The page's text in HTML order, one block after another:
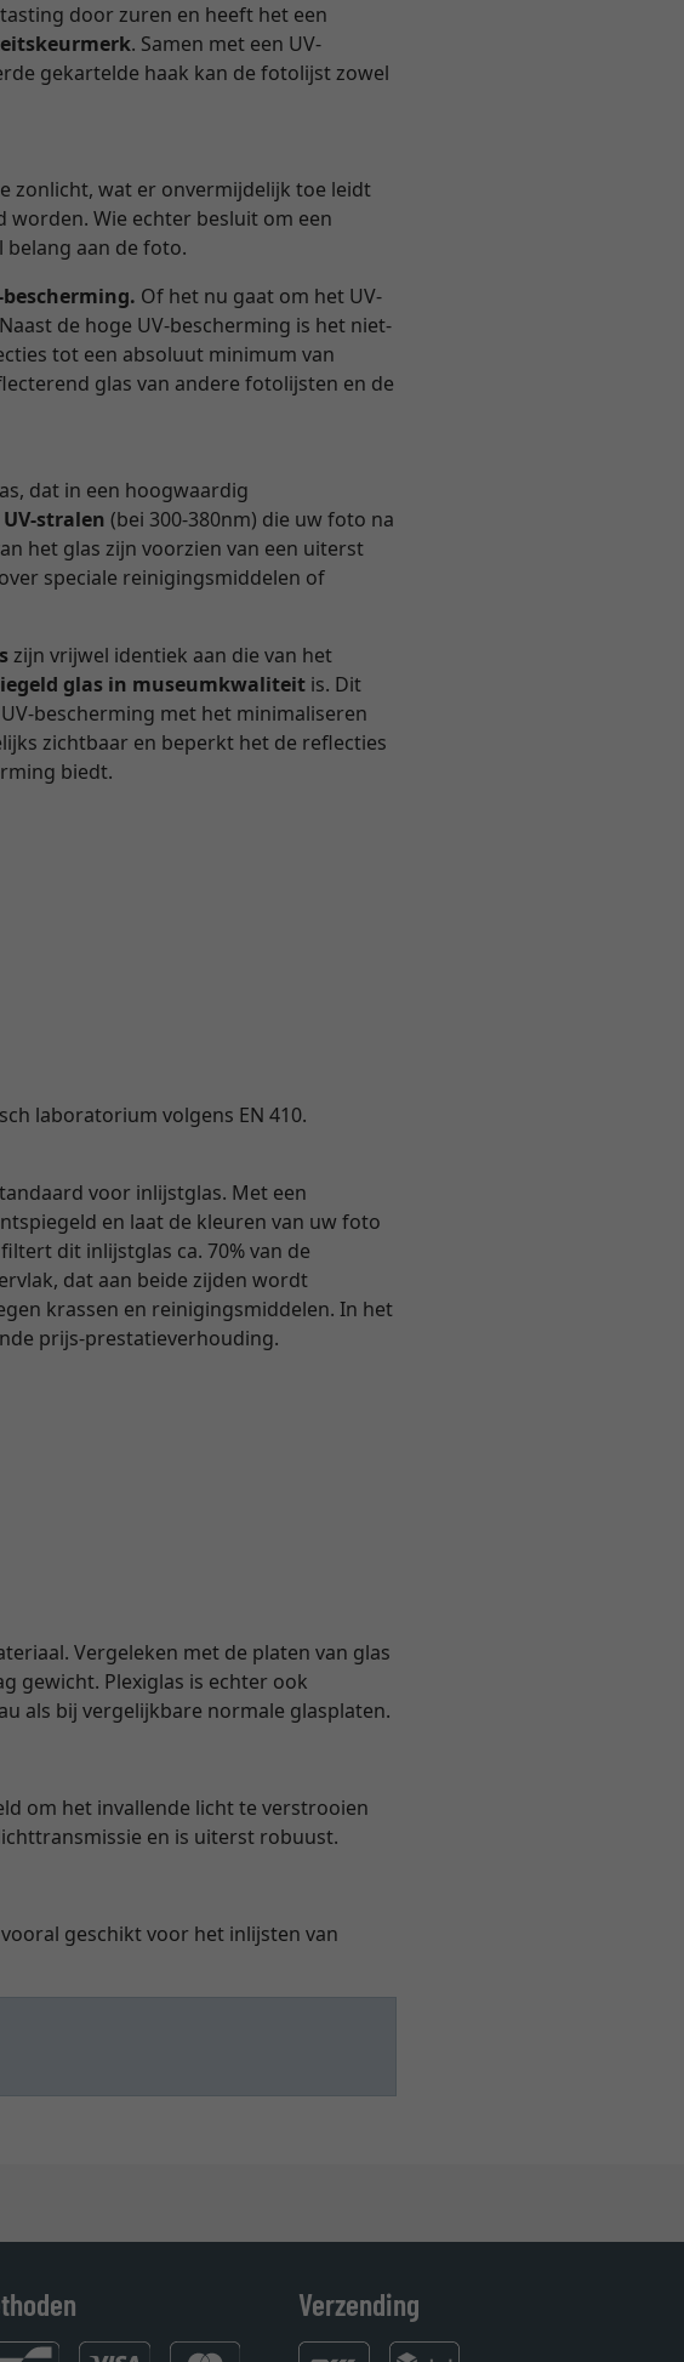
door zuren en heeft het een
. Samen met een UV-
gekartelde haak kan de fotolijst zowel
zonlicht, wat er onvermijdelijk toe leidt
worden. Wie echter besluit om een
belang aan de foto.
Of het nu gaat om het UV-
de hoge UV-bescherming is het niet-
tot een absoluut minimum van
glas van andere fotolijsten en de
dat in een hoogwaardig
stralen (bei 300-380nm) die uw foto na
het glas zijn voorzien van een uiterst
speciale reinigingsmiddelen of
zijn vrijwel identiek aan die van het
glas in museumkwaliteit is. Dit
bescherming met het minimaliseren
zichtbaar en beperkt het de reflecties
biedt.
laboratorium volgens EN 410.
voor inlijstglas. Met een
en laat de kleuren van uw foto
dit inlijstglas ca. 70% van de
dat aan beide zijden wordt
krassen en reinigingsmiddelen. In het
prijs-prestatieverhouding.
Vergeleken met de platen van glas
gewicht. Plexiglas is echter ook
als bij vergelijkbare normale glasplaten.
om het invallende licht te verstrooien
en is uiterst robuust.
geschikt voor het inlijsten van
Verzending